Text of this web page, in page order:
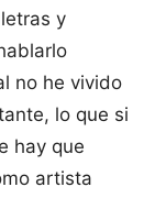
y
no he vivido
lo que si
hay que
artista